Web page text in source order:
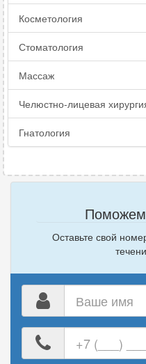
Косметология
Стоматология
Массаж
Челюстно-лицевая
Гнатология
Поможем
Оставьте свой